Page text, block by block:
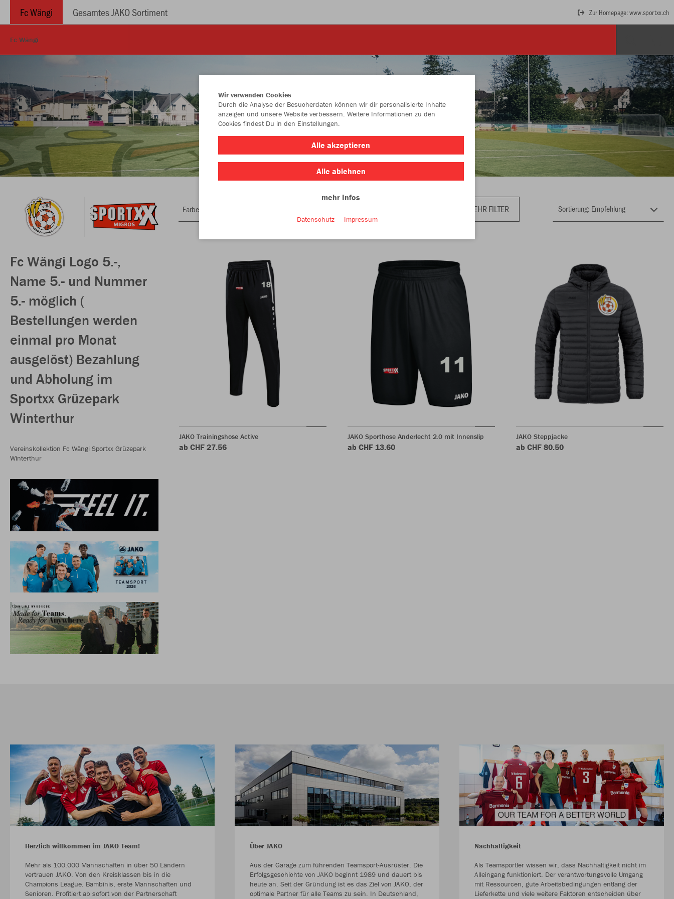
Fc Wängi Gesamtes JAKO Sortiment Zur Homepage: www.sportxx.ch
Fc Wängi
Fc Wängi Logo 5.-,
Name 5.- und Nummer
5.- möglich (
Bestellungen werden
einmal pro Monat
ausgelöst) Bezahlung
und Abholung im
Sportxx Grüzepark
Winterthur
Vereinskollektion Fc Wängi Sportxx Grüzepark
Winterthur
Farbe MEHR FILTER
JAKO Trainingshose Active
ab CHF 27.56
JAKO Sporthose Anderlecht 2.0 mit Innenslip
ab CHF 13.60
JAKO Steppjacke
ab CHF 80.50
Herzlich willkommen im JAKO Team!
Mehr als 100.000 Mannschaften in über 50 Ländern
vertrauen JAKO. Von den Kreisklassen bis in die
Champions League. Bambinis, erste Mannschaften und
Senioren. Profitiert ab sofort von der Partnerschaft
Über JAKO
Aus der Garage zum führenden Teamsport-Ausrüster. Die
Erfolgsgeschichte von JAKO beginnt 1989 und dauert bis
heute an. Seit der Gründung ist es das Ziel von JAKO, der
optimale Partner für alle Teams zu sein. In Deutschland,
Nachhaltigkeit
Als Teamsportler wissen wir, dass Nachhaltigkeit nicht im
Alleingang funktioniert. Der verantwortungsvolle Umgang
mit Ressourcen, gute Arbeitsbedingungen entlang der
Lieferkette und viele weitere Faktoren entscheiden über
Wir verwenden Cookies
Durch die Analyse der Besucherdaten können wir dir personalisierte Inhalte
anzeigen und unsere Website verbessern. Weitere Informationen zu den
Cookies findest Du in den Einstellungen.
Alle akzeptieren
Alle ablehnen
mehr Infos
Datenschutz Impressum